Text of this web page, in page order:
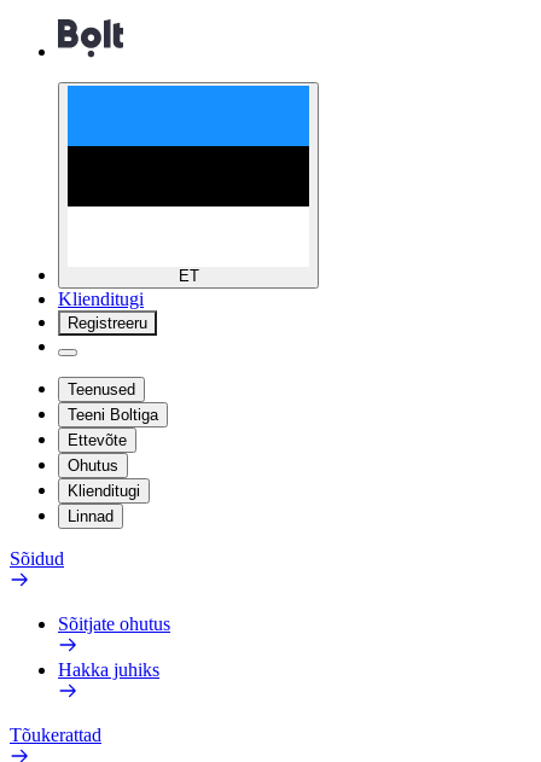
ET
Klienditugi
Registreeru
Teenused
Teeni Boltiga
Ettevõte
Ohutus
Klienditugi
Linnad
Sõidud
Sõitjate ohutus
Hakka juhiks
Tõukerattad